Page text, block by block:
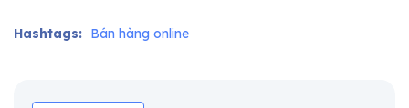
Hashtags: Bán hàng online